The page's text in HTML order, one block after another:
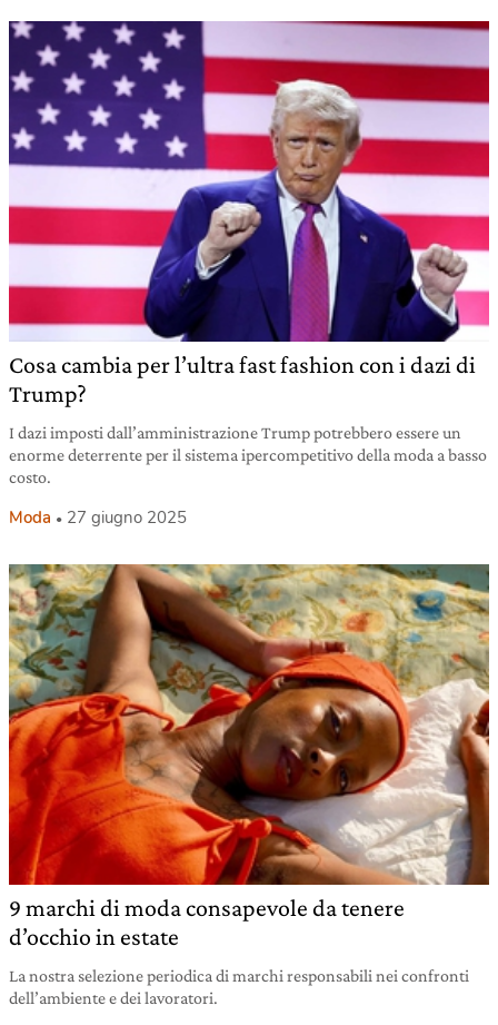
Cosa cambia per l’ultra fast fashion con i dazi di
Trump?
I dazi imposti dall’amministrazione Trump potrebbero essere un
enorme deterrente per il sistema ipercompetitivo della moda a basso
costo.
Moda 27 giugno 2025
9 marchi di moda consapevole da tenere
d’occhio in estate
La nostra selezione periodica di marchi responsabili nei confronti
dell’ambiente e dei lavoratori.